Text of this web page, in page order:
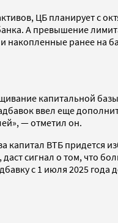
ЦБ планирует с
А превышение
ранее на
капитальной
ввел еще
— отметил он.
капитал ВТБ придется
сигнал о том, что
с 1 июля 2025 года